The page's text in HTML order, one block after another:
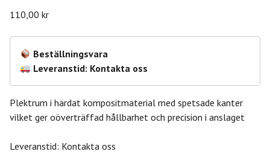
110,00 kr
Beställningsvara
Leveranstid: Kontakta oss
Plektrum i härdat kompositmaterial med spetsade kanter
vilket ger oöverträffad hållbarhet och precision i anslaget
Leveranstid: Kontakta oss